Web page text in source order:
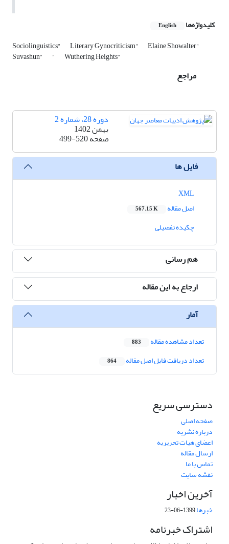
کلیدواژه‌ها English
Sociolinguistics" Literary Gynocriticism" Elaine Showalter"
Suvashun" " Wuthering Heights"
مراجع
دوره 28، شماره 2
بهمن 1402
صفحه499-520
فایل ها
اصل مقاله
567.15 K
چکیده تفصیلی
هم رسانی
ارجاع به این مقاله
آمار
تعداد مشاهده مقاله 883
تعداد دریافت فایل اصل مقاله 864
دسترسی سریع
صفحه اصلی
درباره نشریه
اعضای هیات تحریریه
ارسال مقاله
تماس با ما
نقشه سایت
آخرین اخبار
خبرها1399-06-23
اشتراک خبرنامه